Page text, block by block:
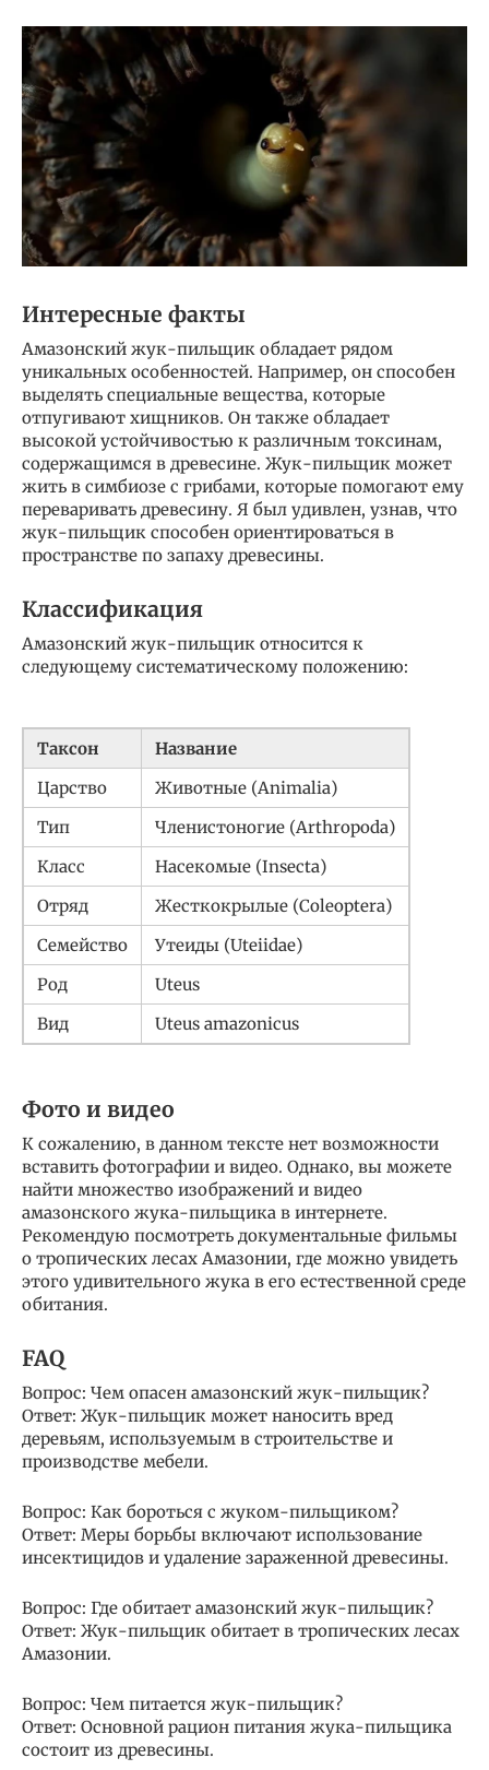
Интересные факты
Амазонский жук-пильщик обладает рядом
уникальных особенностей. Например, он способен
выделять специальные вещества, которые
отпугивают хищников. Он также обладает
высокой устойчивостью к различным токсинам,
содержащимся в древесине. Жук-пильщик может
жить в симбиозе с грибами, которые помогают ему
переваривать древесину. Я был удивлен, узнав, что
жук-пильщик способен ориентироваться в
пространстве по запаху древесины.
Классификация
Амазонский жук-пильщик относится к
следующему систематическому положению:
Таксон
Название
Царство
Животные (Animalia)
Тип
Членистоногие (Arthropoda)
Класс
Насекомые (Insecta)
Отряд
Жесткокрылые (Coleoptera)
Семейство
Утеиды (Uteiidae)
Род
Uteus
Вид
Uteus amazonicus
Фото и видео
К сожалению, в данном тексте нет возможности
вставить фотографии и видео. Однако, вы можете
найти множество изображений и видео
амазонского жука-пильщика в интернете.
Рекомендую посмотреть документальные фильмы
о тропических лесах Амазонии, где можно увидеть
этого удивительного жука в его естественной среде
обитания.
FAQ
Вопрос: Чем опасен амазонский жук-пильщик?
Ответ: Жук-пильщик может наносить вред
деревьям, используемым в строительстве и
производстве мебели.
Вопрос: Как бороться с жуком-пильщиком?
Ответ: Меры борьбы включают использование
инсектицидов и удаление зараженной древесины.
Вопрос: Где обитает амазонский жук-пильщик?
Ответ: Жук-пильщик обитает в тропических лесах
Амазонии.
Вопрос: Чем питается жук-пильщик?
Ответ: Основной рацион питания жука-пильщика
состоит из древесины.